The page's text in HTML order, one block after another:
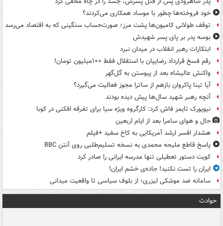
خود فروخته‌ها چطور با موساد همکاری می‌کردند؟
توقف طولانی کامیون‌ها پشت مرز؛ صورت‌حساب سنگینی که به اقتصاد می‌رسد
بوسه‌ پدر بر پای پسر شهیدش
ابتکارات رهبر انقلاب در میدان نبرد
رقم فسخ قرارداد رضاییان با استقلال فقط ۱۰۰میلیون تومان!
واکنش عالیشاه بعد از پیوستن به گل‌گهر
آیا تینا پاکروان بازهم از ساترا مجوز فعالیت می‌گیرد؟
آنچه رهبر شهید سال‌ها پیش دیده بودند
نیویورک تایمز فاش کرد: کارگروه ویژه سیا برای تفرقه افکنی در کوبا
حال و هوای سامرا بعد از ایام اربعین
هشدار افسر ارشد آمریکایی به کاخ سفید +فیلم
پاسخ قاطع ملیحه محمدی به نسخه تسلیم‌طلبی روی آنتن BBC
کویت دستور تعطیلی تنها مدرسه ایرانی را صادر کرد
ایران را تست نکنید! جاده‌ی خشم ایران!
سامانه ضد موشکی لیزری؛ از بلوف سیاسی تا واقعیت میدانی
حوادث